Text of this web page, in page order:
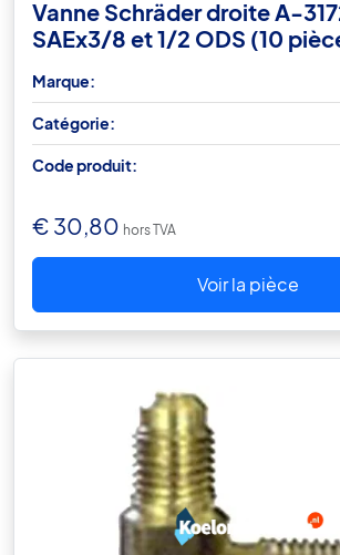
Vanne Schräder droite A-
SAEx3/8 et 1/2 ODS (10
Marque:
Catégorie:
Code produit:
€ 30,80 hors TVA
Voir la pièce